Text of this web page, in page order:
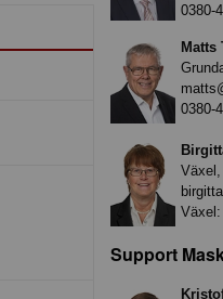
0380-
Matts
0380-
Växel:
Support